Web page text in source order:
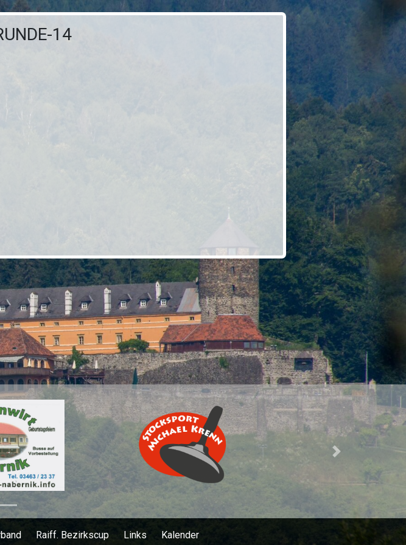
14
Next
Raiff. Bezirkscup Links
Kalender